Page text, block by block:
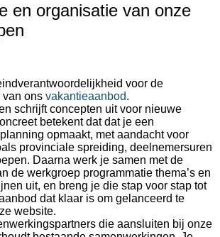
en organisatie van onze
voor de
van ons vakantieaanbod.
schrijft concepten uit voor nieuwe
betekent dat dat je een
opmaakt, met aandacht voor
provinciale spreiding, deelnemersuren
Daarna werk je samen met de
de werkgroep programmatie thema’s en
uit, en breng je die stap voor stap tot
dat klaar is om gelanceerd te
website.
die aansluiten bij onze